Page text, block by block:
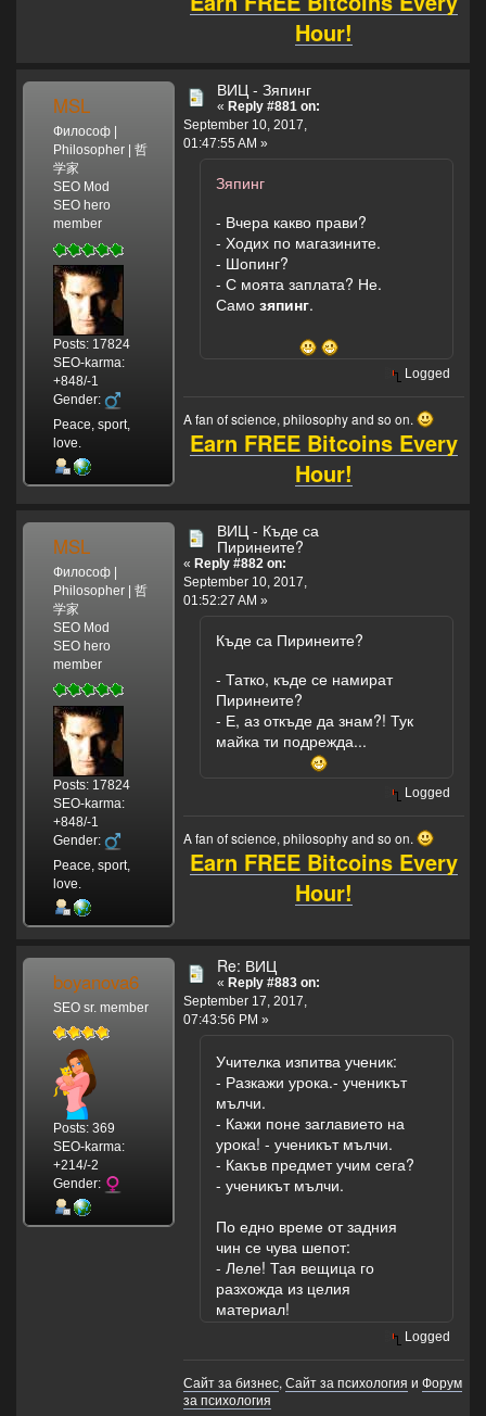
Hour!
MSL
Философ |
Philosopher | 哲
学家
SEO Mod
SEO hero
member
Posts: 17824
SEO-karma:
+848/-1
Gender:
Peace, sport,
love.
ВИЦ - Зяпинг
« Reply #881 on:
September 10, 2017,
01:47:55 AM »
Зяпинг
- Вчера какво прави?
- Ходих по магазините.
- Шопинг?
- С моята заплата? Не.
Само зяпинг.
Logged
A fan of science, philosophy and so on.
Earn FREE Bitcoins Every
Hour!
MSL
Философ |
Philosopher | 哲
学家
SEO Mod
SEO hero
member
Posts: 17824
SEO-karma:
+848/-1
Gender:
Peace, sport,
love.
ВИЦ - Къде са
Пиринеите?
« Reply #882 on:
September 10, 2017,
01:52:27 AM »
Къде са Пиринеите?
- Татко, къде се намират
Пиринеите?
- Е, аз откъде да знам?! Тук
майка ти подрежда...
Logged
A fan of science, philosophy and so on.
Earn FREE Bitcoins Every
Hour!
boyanova6
SEO sr. member
Posts: 369
SEO-karma:
+214/-2
Gender:
Re: ВИЦ
« Reply #883 on:
September 17, 2017,
07:43:56 PM »
Учителка изпитва ученик:
- Разкажи урока.- ученикът
мълчи.
- Кажи поне заглавието на
урока! - ученикът мълчи.
- Какъв предмет учим сега?
- ученикът мълчи.
По едно време от задния
чин се чува шепот:
- Леле! Тая вещица го
разхожда из целия
материал!
Logged
Сайт за бизнес, Сайт за психология и Форум
за психология